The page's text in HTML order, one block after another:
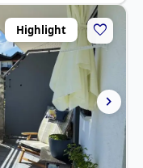
chevron_right
favorite
Highlight